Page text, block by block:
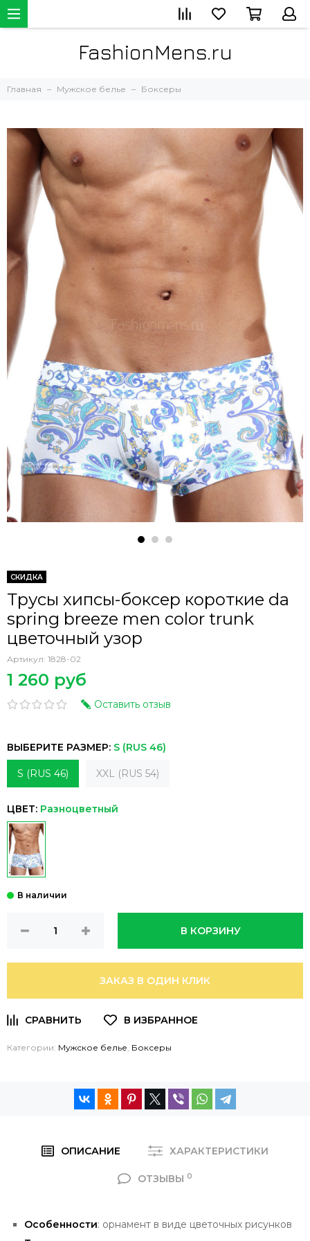
FashionMens.ru
Главная Мужское белье Боксеры
СКИДКА
Трусы хипсы-боксер короткие da
spring breeze men color trunk
цветочный узор
Артикул: 1828-02
1 260 руб
Оставить отзыв
ВЫБЕРИТЕ РАЗМЕР: S (RUS 46)
S (RUS 46) XXL (RUS 54)
ЦВЕТ: Разноцветный
В КОРЗИНУ
ЗАКАЗ В ОДИН КЛИК
Категории: Мужское белье, Боксеры
ОПИСАНИЕ ХАРАКТЕРИСТИКИ
ОТЗЫВЫ 0
Особенности: орнамент в виде цветочных рисунков